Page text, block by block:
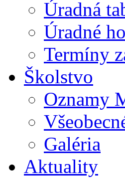
Úradná
Úradné
Termíny
Školstvo
Oznamy
Galéria
Aktuality